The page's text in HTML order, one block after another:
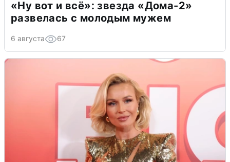
«Ну вот и всё»: звезда «Дома-2»
развелась с молодым мужем
6 августа 67